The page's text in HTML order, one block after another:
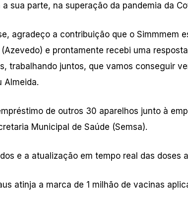
sua parte, na superação da pandemia da
agradeço a contribuição que o Simmmem
e prontamente recebi uma
trabalhando juntos, que vamos conseguir
Almeida.
de outros 30 aparelhos junto à
Municipal de Saúde (Semsa).
e a atualização em tempo real das doses
atinja a marca de 1 milhão de vacinas